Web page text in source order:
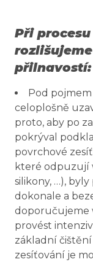
Při
přilnavostí:
Pod
celoplošně
proto, aby po
pokrýval
povrchové
které odpuzují
silikony, …),
dokonale a
doporučujeme
provést
základní
zesíťování je